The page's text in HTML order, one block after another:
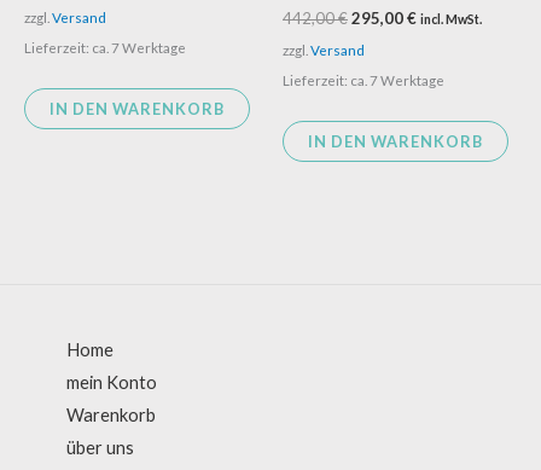
zzgl. Versand
Lieferzeit: ca. 7 Werktage
IN DEN WARENKORB
442,00€295,00€ incl. MwSt.
zzgl. Versand
Lieferzeit: ca. 7 Werktage
IN DEN WARENKORB
Home
mein Konto
Warenkorb
über uns